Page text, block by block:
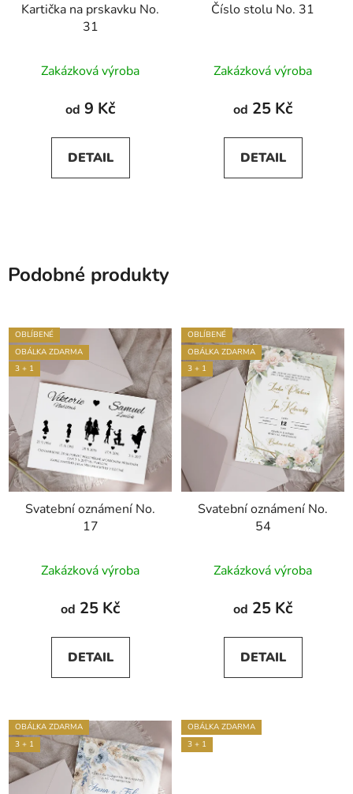
Kartička na prskavku No.
31
Zakázková výroba
od 9 Kč
DETAIL
Číslo stolu No. 31
Zakázková výroba
od 25 Kč
DETAIL
Podobné produkty
OBLÍBENÉ
OBÁLKA ZDARMA
3 + 1
Svatební oznámení No.
17
hodnocení
produktu
5,0
z
Zakázková výroba
od 25 Kč
DETAIL
OBLÍBENÉ
OBÁLKA ZDARMA
3 + 1
Svatební oznámení No.
54
hodnocení
produktu
5,0
z
Zakázková výroba
od 25 Kč
DETAIL
OBÁLKA ZDARMA
3 + 1
OBÁLKA ZDARMA
3 + 1